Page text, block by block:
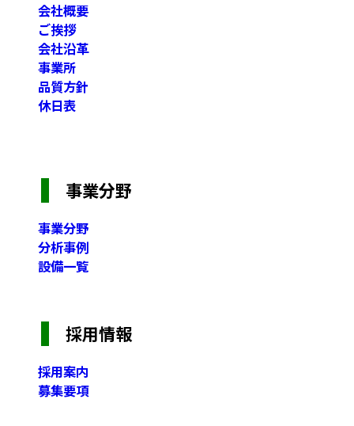
会社概要
ご挨拶
会社沿革
事業所
品質方針
休日表
事業分野
事業分野
分析事例
設備一覧
採用情報
採用案内
募集要項